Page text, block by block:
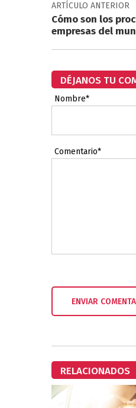
ARTÍCULO ANTERIOR
Cómo son los
empresas del
DÉJANOS TU
Nombre*
Comentario*
RELACIONADOS